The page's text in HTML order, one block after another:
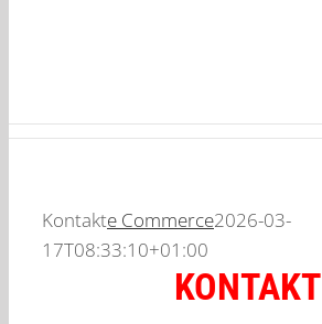
Kontakte Commerce2026-03-
17T08:33:10+01:00
KONTAKT